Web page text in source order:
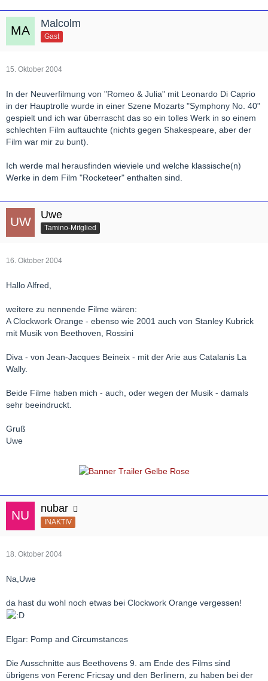
Malcolm
Gast
15. Oktober 2004
In der Neuverfilmung von "Romeo & Julia" mit Leonardo Di Caprio
in der Hauptrolle wurde in einer Szene Mozarts "Symphony No. 40"
gespielt und ich war überrascht das so ein tolles Werk in so einem
schlechten Film auftauchte (nichts gegen Shakespeare, aber der
Film war mir zu bunt).
Ich werde mal herausfinden wieviele und welche klassische(n)
Werke in dem Film "Rocketeer" enthalten sind.
Uwe
Tamino-Mitglied
16. Oktober 2004
Hallo Alfred,
weitere zu nennende Filme wären:
A Clockwork Orange - ebenso wie 2001 auch von Stanley Kubrick
mit Musik von Beethoven, Rossini
Diva - von Jean-Jacques Beineix - mit der Arie aus Catalanis La
Wally.
Beide Filme haben mich - auch, oder wegen der Musik - damals
sehr beeindruckt.
Gruß
Uwe
nubar
INAKTIV
18. Oktober 2004
Na,Uwe
da hast du wohl noch etwas bei Clockwork Orange vergessen!
Elgar: Pomp and Circumstances
Die Ausschnitte aus Beethovens 9. am Ende des Films sind
übrigens von Ferenc Fricsay und den Berlinern, zu haben bei der